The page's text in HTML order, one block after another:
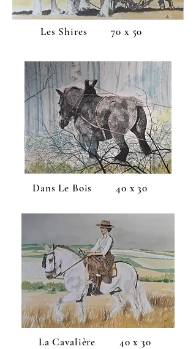
Les Shires 70 x 50
Dans Le Bois 40 x 30
La Cavalière 40 x 30